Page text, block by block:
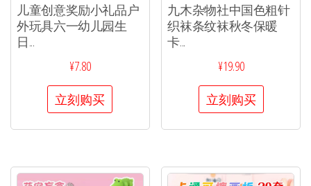
儿童创意奖励小礼品户
外玩具六一幼儿园生
日...
¥7.80
立刻购买
九木杂物社中国色粗针
织袜条纹袜秋冬保暖
卡...
¥19.90
立刻购买